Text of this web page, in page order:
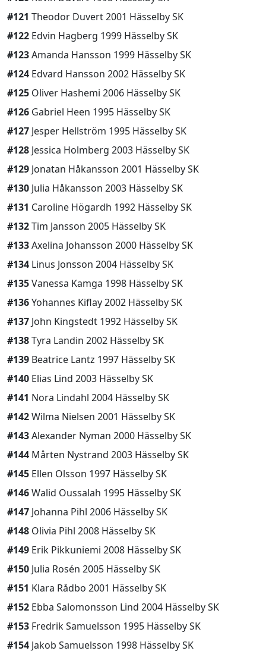
#121 Theodor Duvert 2001 Hässelby SK
#122 Edvin Hagberg 1999 Hässelby SK
#123Amanda Hansson 1999 Hässelby SK
#124 Edvard Hansson 2002 Hässelby SK
#125 Oliver Hashemi 2006 Hässelby SK
#126 Gabriel Heen 1995 Hässelby SK
#127 Jesper Hellström 1995 Hässelby SK
#128 Jessica Holmberg 2003 Hässelby SK
#129 Jonatan Håkansson 2001 Hässelby SK
#130 Julia Håkansson 2003 Hässelby SK
#131 Caroline Högardh 1992 Hässelby SK
#132Tim Jansson 2005 Hässelby SK
#133Axelina Johansson 2000 Hässelby SK
#134 Linus Jonsson 2004 Hässelby SK
#135Vanessa Kamga 1998 Hässelby SK
#136Yohannes Kiflay 2002 Hässelby SK
#137 John Kingstedt 1992 Hässelby SK
#138Tyra Landin 2002 Hässelby SK
#139 Beatrice Lantz 1997 Hässelby SK
#140 Elias Lind 2003 Hässelby SK
#141 Nora Lindahl 2004 Hässelby SK
#142Wilma Nielsen 2001 Hässelby SK
#143Alexander Nyman 2000 Hässelby SK
#144 Mårten Nystrand 2003 Hässelby SK
#145 Ellen Olsson 1997 Hässelby SK
#146Walid Oussalah 1995 Hässelby SK
#147 Johanna Pihl 2006 Hässelby SK
#148 Olivia Pihl 2008 Hässelby SK
#149 Erik Pikkuniemi 2008 Hässelby SK
#150 Julia Rosén 2005 Hässelby SK
#151 Klara Rådbo 2001 Hässelby SK
#152 Ebba Salomonsson Lind 2004 Hässelby SK
#153 Fredrik Samuelsson 1995 Hässelby SK
#154 Jakob Samuelsson 1998 Hässelby SK